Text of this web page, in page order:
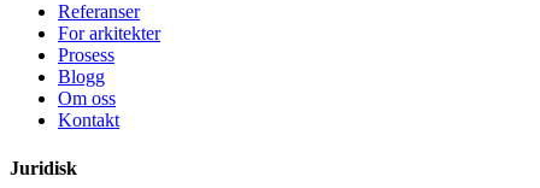
Referanser
For arkitekter
Prosess
Blogg
Om oss
Kontakt
Juridisk